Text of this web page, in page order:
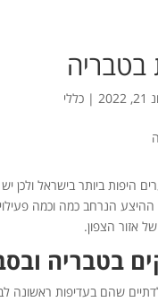
בטבריה
2022
| כללי
היפות ביותר בישראל ולכן
הנרחב כמה וכמה
אזור הצפון.
בטבריה
שהם בעדיפות ראשונה